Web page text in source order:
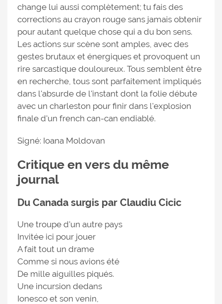
change lui aussi complètement; tu fais des
corrections au crayon rouge sans jamais obtenir
pour autant quelque chose qui a du bon sens.
Les actions sur scène sont amples, avec des
gestes brutaux et énergiques et provoquent un
rire sarcastique douloureux. Tous semblent être
en recherche, tous sont parfaitement impliqués
dans l'absurde de l'instant dont la folie débute
avec un charleston pour finir dans l'explosion
finale d'un french can-can endiablé.
Signé: Ioana Moldovan
Critique en vers du même
journal
Du Canada surgis par Claudiu Cicic
Une troupe d'un autre pays
Invitée ici pour jouer
A fait tout un drame
Comme si nous avions été
De mille aiguilles piqués.
Une incursion dedans
Ionesco et son venin,